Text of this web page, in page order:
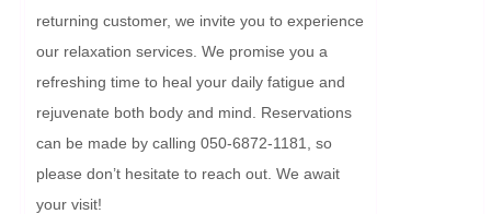
returning customer, we invite you to experience
our relaxation services. We promise you a
refreshing time to heal your daily fatigue and
rejuvenate both body and mind. Reservations
can be made by calling 050-6872-1181, so
please don’t hesitate to reach out. We await
your visit!